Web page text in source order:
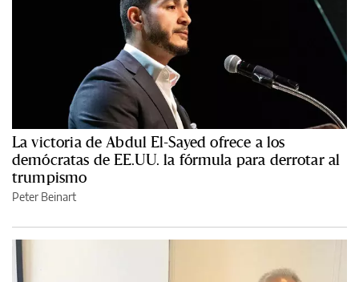
La victoria de Abdul El-Sayed ofrece a los
demócratas de EE.UU. la fórmula para derrotar al
trumpismo
Peter Beinart